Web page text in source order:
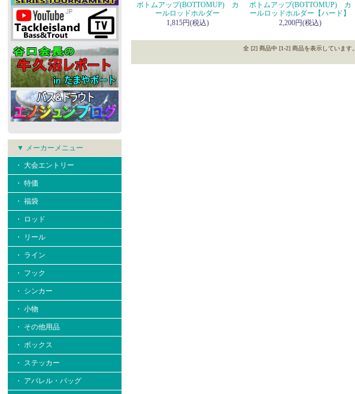
▼ メーカーメニュー
・ 大会エントリー
・ 特価
・ 福袋
・ ロッド
・ リール
・ ライン
・ フック
・ シンカー
・ 小物
・ その他用品
・ ボックス
・ ステッカー
・ アパレル・バッグ
ボトムアップ(BOTTOMUP) カ
ールロッドホルダー
1,815円(税込)
ボトムアップ(BOTTOMUP) カ
ールロッドホルダー【ハード】
2,200円(税込)
全 [2] 商品中 [1-2] 商品を表示しています。